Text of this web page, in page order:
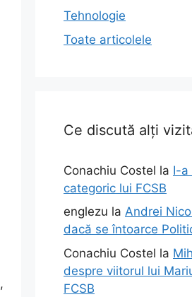
,
Tehnologie
Toate articolele
Ce discută alți
Conachiu Costel la I-a
categoric lui FCSB
englezu la Andrei
dacă se întoarce
Conachiu Costel la
despre viitorul lui
FCSB